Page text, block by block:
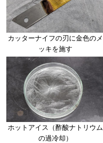
カッターナイフの刃に金色のメ
ッキを施す
ホットアイス（酢酸ナトリウム
の過冷却）